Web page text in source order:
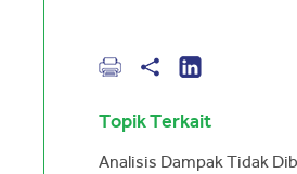
Topik Terkait
Analisis Dampak Tidak